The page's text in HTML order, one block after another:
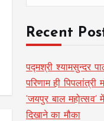
Recent
पद्मश्री श्यामसुन्दर
परिणाम ही पिपलांत्री
‘जयपुर बाल
दिखाने का मौका